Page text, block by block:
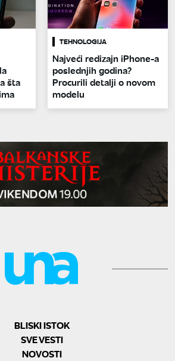
šta
TEHNOLOGIJA
Najveći redizajn iPhone-a
poslednjih godina?
Procurili detalji o novom
modelu
BLISKI ISTOK
SVE VESTI
NOVOSTI